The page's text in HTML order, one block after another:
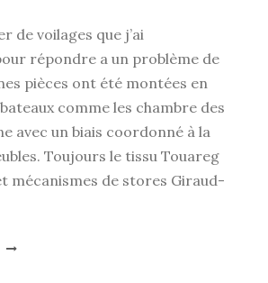
de voilages que j’ai
répondre a un problème de
pièces ont été montées en
comme les chambre des
avec un biais coordonné à la
Toujours le tissu Touareg
mécanismes de stores Giraud-